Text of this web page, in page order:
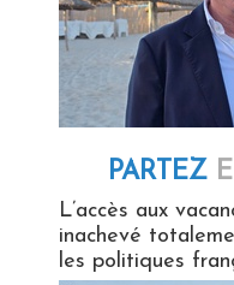
PARTEZ
L’accès aux
inachevé
les politiques